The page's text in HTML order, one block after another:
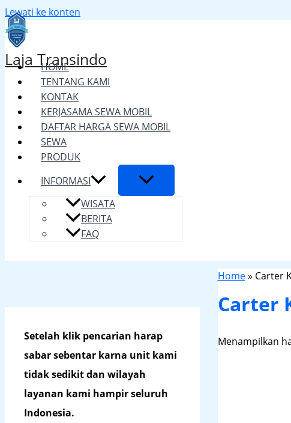
Lewati ke konten
Laja Transindo
HOME
TENTANG KAMI
KONTAK
KERJASAMA SEWA MOBIL
DAFTAR HARGA SEWA MOBIL
SEWA
PRODUK
INFORMASI
WISATA
BERITA
FAQ
Setelah klik pencarian harap
sabar sebentar karna unit kami
tidak sedikit dan wilayah
layanan kami hampir seluruh
Indonesia.
Home» Carter
Carter
Menampilkan